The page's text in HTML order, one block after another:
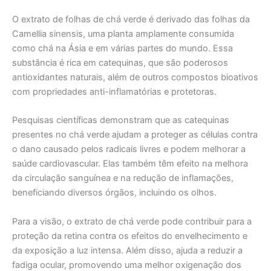
O extrato de folhas de chá verde é derivado das folhas da
Camellia sinensis, uma planta amplamente consumida
como chá na Ásia e em várias partes do mundo. Essa
substância é rica em catequinas, que são poderosos
antioxidantes naturais, além de outros compostos bioativos
com propriedades anti-inflamatórias e protetoras.
Pesquisas científicas demonstram que as catequinas
presentes no chá verde ajudam a proteger as células contra
o dano causado pelos radicais livres e podem melhorar a
saúde cardiovascular. Elas também têm efeito na melhora
da circulação sanguínea e na redução de inflamações,
beneficiando diversos órgãos, incluindo os olhos.
Para a visão, o extrato de chá verde pode contribuir para a
proteção da retina contra os efeitos do envelhecimento e
da exposição a luz intensa. Além disso, ajuda a reduzir a
fadiga ocular, promovendo uma melhor oxigenação dos